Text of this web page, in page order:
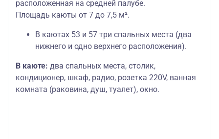
расположенная на средней палубе.
Площадь каюты от 7 до 7,5 м².
В каютах 53 и 57 три спальных места (два
нижнего и одно верхнего расположения).
В каюте: два спальных места, столик,
кондиционер, шкаф, радио, розетка 220V, ванная
комната (раковина, душ, туалет), окно.